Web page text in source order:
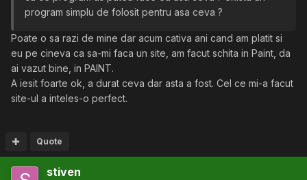
program simplu de folosit pentru asa ceva ?
Poate o sa razi de mine dar acum cativa ani cand am platit si
eu pe cineva ca sa-mi faca un site, am facut schita in Paint, da
ai vazut bine, in PAINT.
A iesit foarte ok, a durat ceva dar asta a fost. Cel ce mi-a facut
site-ul a inteles-o perfect.
Quote
stiven